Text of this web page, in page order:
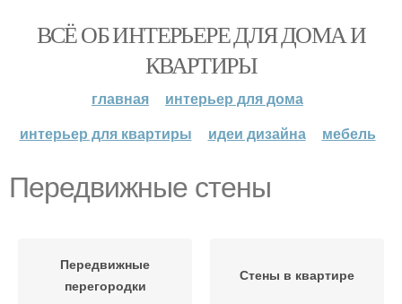
ВСЁ ОБ ИНТЕРЬЕРЕ ДЛЯ ДОМА И
КВАРТИРЫ
главная
интерьер для дома
интерьер для квартиры
идеи дизайна мебель
Передвижные стены
Передвижные
перегородки
Стены в квартире